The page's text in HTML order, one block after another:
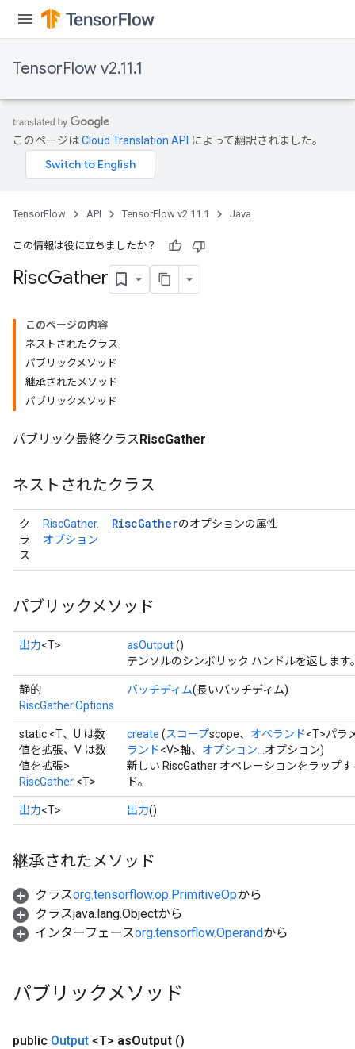
TensorFlow v2.11.1
このページはCloud Translation API によって翻訳されました。
TensorFlow API TensorFlow v2.11.1 Java
この情報は役に立ちましたか？
RiscGather
このページの内容
ネストされたクラス
パブリックメソッド
継承されたメソッド
パブリックメソッド
パブリック最終クラスRiscGather
ネストされたクラス
ク
ラ
ス
RiscGather.
オプション
RiscGatherのオプションの属性
パブリックメソッド
出力<T> asOutput()
テンソルのシンボリック ハンドルを返します
静的
RiscGather.Options
バッチディム(長いバッチディム)
static <T、U は数
値を拡張、V は数
値を拡張>
RiscGather <T>
create (スコープscope、 オペランド<T>パラ
ランド<V>軸、 オプション... オプション)
新しい RiscGather オペレーションをラップ
ド。
出力<T> 出力()
継承されたメソッド
クラスorg.tensorflow.op.PrimitiveOpから
クラスjava.lang.Objectから
インターフェースorg.tensorflow.Operandから
パブリックメソッド
public Output <T> asOutput ()